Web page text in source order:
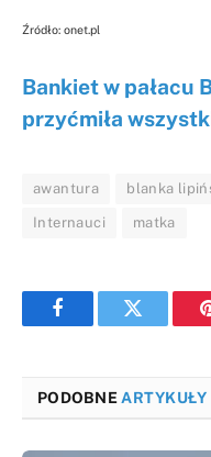
Źródło: onet.pl
Bankiet w pałacu
przyćmiła
awantura blanka
Internauci matka
FacebookTwitter
PODOBNEARTYKUŁY